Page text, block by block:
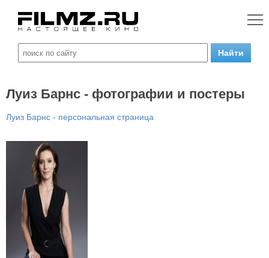
Луиз Барнс - фотографии и постеры
Луиз Барнс - персональная страница